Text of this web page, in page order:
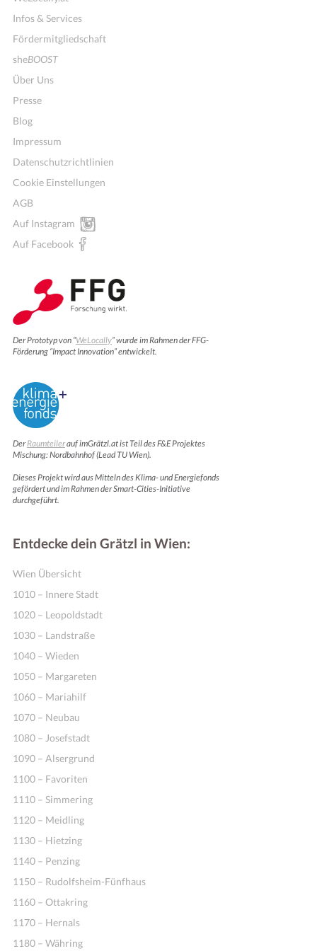
Infos & Services
Fördermitgliedschaft
sheBOOST
Über Uns
Presse
Blog
Impressum
Datenschutzrichtlinien
Cookie Einstellungen
AGB
Auf Instagram
Auf Facebook
Der Prototyp von “WeLocally” wurde im Rahmen der FFG-
Förderung “Impact Innovation” entwickelt.
DerRaumteilerauf imGrätzl.at ist Teil des F&E Projektes
Mischung: Nordbahnhof (Lead TU Wien).
Dieses Projekt wird aus Mitteln des Klima- und Energiefonds
gefördert und im Rahmen der Smart-Cities-Initiative
durchgeführt.
Entdecke dein Grätzl in Wien:
Wien Übersicht
1010 – Innere Stadt
1020 – Leopoldstadt
1030 – Landstraße
1040 – Wieden
1050 – Margareten
1060 – Mariahilf
1070 – Neubau
1080 – Josefstadt
1090 – Alsergrund
1100 – Favoriten
1110 – Simmering
1120 – Meidling
1130 – Hietzing
1140 – Penzing
1150 – Rudolfsheim-Fünfhaus
1160 – Ottakring
1170 – Hernals
1180 – Währing